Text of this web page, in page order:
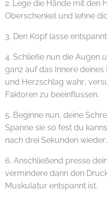
2. Lege die Hände mit den
Oberschenkel und lehne
3. Den Kopf lasse
4. Schließe nun die Augen
ganz auf das Innere
und Herzschlag wahr,
Faktoren zu beeinflussen.
5. Beginne nun, deine
Spanne sie so fest du
nach drei Sekunden wieder.
6. Anschließend presse
vermindere dann den
Muskulatur entspannt ist.